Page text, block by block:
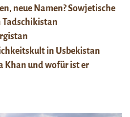
neue Namen? Sowjetische
in Usbekistan
Khan und wofür ist er